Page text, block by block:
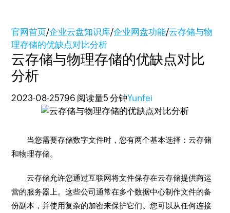
官网首页/企业云盘知识库/企业网盘功能/云存储与物
理存储的优缺点对比分析
云存储与物理存储的优缺点对比
分析
2023-08-25796 阅读量5 分钟Yunfei
当您需要存储数字文件时，您有两个基本选择：云存储
和物理存储。
云存储允许您通过互联网将文件保存在云存储提供商运
营的服务器上。这些公司通常在多个数据中心制作文件的备
份副本，并使用复杂的加密来保护它们。您可以从任何连接